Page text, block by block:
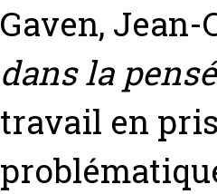
Gaven,
dans la
travail en